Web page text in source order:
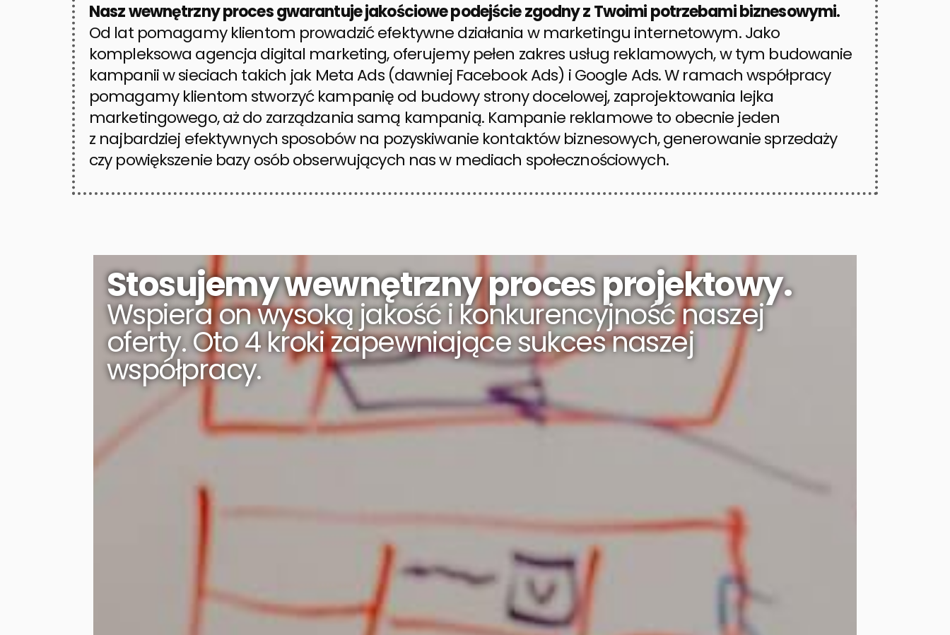
Nasz wewnętrzny proces gwarantuje jakościowe podejście zgodny z Twoimi potrzebami biznesowymi.
Od lat pomagamy klientom prowadzić efektywne działania w marketingu internetowym. Jako
kompleksowa agencja digital marketing, oferujemy pełen zakres usług reklamowych, w tym budowanie
kampanii w sieciach takich jak Meta Ads (dawniej Facebook Ads) i Google Ads. W ramach współpracy
pomagamy klientom stworzyć kampanię od budowy strony docelowej, zaprojektowania lejka
marketingowego, aż do zarządzania samą kampanią. Kampanie reklamowe to obecnie jeden
z najbardziej efektywnych sposobów na pozyskiwanie kontaktów biznesowych, generowanie sprzedaży
czy powiększenie bazy osób obserwujących nas w mediach społecznościowych.
Stosujemy wewnętrzny proces projektowy.
Wspiera on wysoką jakość i konkurencyjność naszej
oferty. Oto 4 kroki zapewniające sukces naszej
współpracy.